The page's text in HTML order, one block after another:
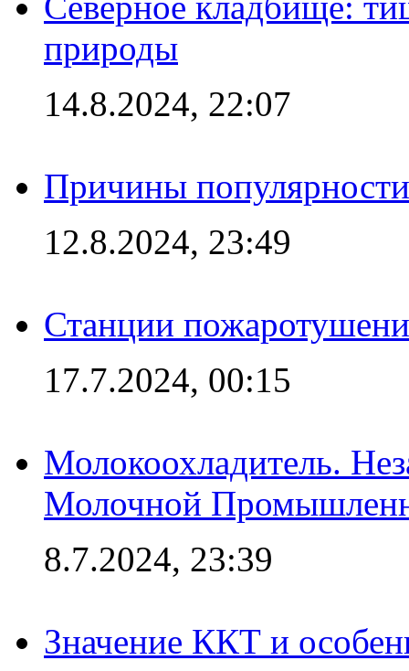
природы
14.8.2024, 22:07
Причины
12.8.2024, 23:49
Станции
17.7.2024, 00:15
Молокоохладитель.
Молочной
8.7.2024, 23:39
Значение ККТ и